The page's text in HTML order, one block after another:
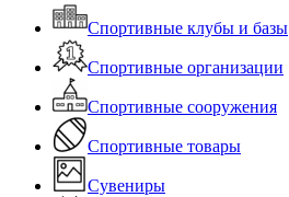
Спортивные клубы и базы
Спортивные организации
Спортивные сооружения
Спортивные товары
Сувениры